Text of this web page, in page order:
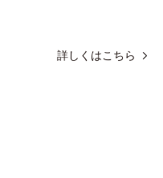
詳しくはこちら